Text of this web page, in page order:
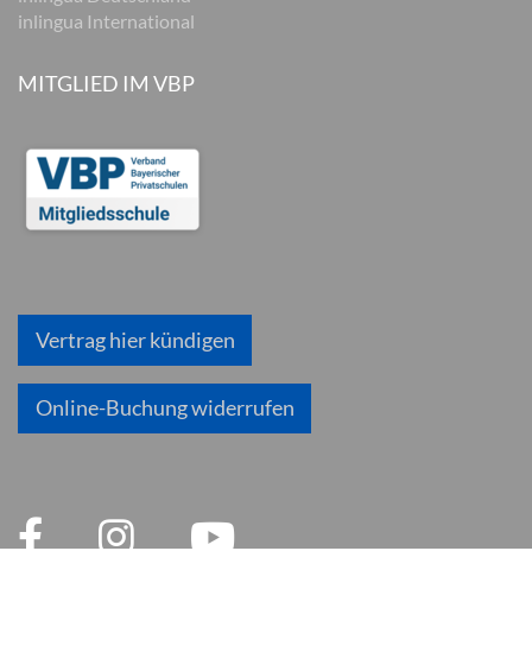
inlingua International
MITGLIED IM VBP
Vertrag hier kündigen
Online-Buchung widerrufen